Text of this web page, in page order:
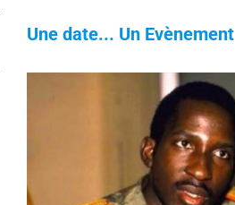
Une date... Un Evènement